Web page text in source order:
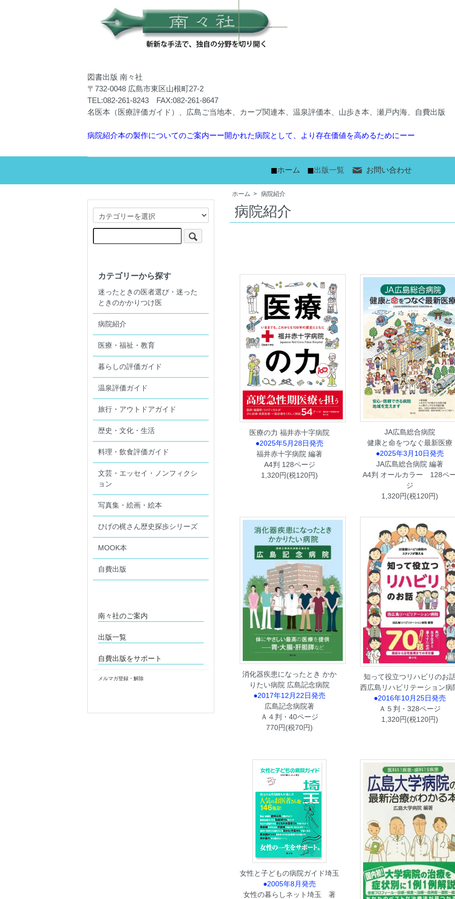
図書出版 南々社
〒732-0048 広島市東区山根町27-2
TEL:082-261-8243 FAX:082-261-8647
名医本（医療評価ガイド）、広島ご当地本、カープ関連本、温泉評価本、山歩き本、瀬戸内海、自費出版
病院紹介本の製作についてのご案内ーー開かれた病院として、より存在価値を高めるためにーー
■ホーム ■出版一覧 お問い合わせ
ホーム > 病院紹介
病院紹介
医療の力 福井赤十字病院
●2025年5月28日発売
福井赤十字病院 編著
A4判 128ページ
1,320円(税120円)
JA広島総合病院
健康と命をつなぐ最新医療
●2025年3月10日発売
JA広島総合病院 編著
A4判 オールカラー 128ペ
ジ
1,320円(税120円)
消化器疾患になったとき かか
りたい病院 広島記念病院
●2017年12月22日発売
広島記念病院著
Ａ４判・40ページ
770円(税70円)
知って役立つリハビリのお
西広島リハビリテーション病
●2016年10月25日発売
Ａ５判・328ページ
1,320円(税120円)
女性と子どもの病院ガイド埼玉
●2005年8月発売
女性の暮らしネット埼玉 著
カテゴリーから探す
迷ったときの医者選び・迷った
ときのかかりつけ医
病院紹介
医療・福祉・教育
暮らしの評価ガイド
温泉評価ガイド
旅行・アウトドアガイド
歴史・文化・生活
料理・飲食評価ガイド
文芸・エッセイ・ノンフィクシ
ョン
写真集・絵画・絵本
ひげの梶さん歴史探歩シリーズ
MOOK本
自費出版
南々社のご案内
出版一覧
自費出版をサポート
メルマガ登録・解除